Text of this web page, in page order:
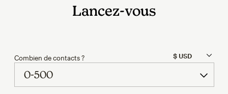
Lancez-vous
Combien de contacts ?